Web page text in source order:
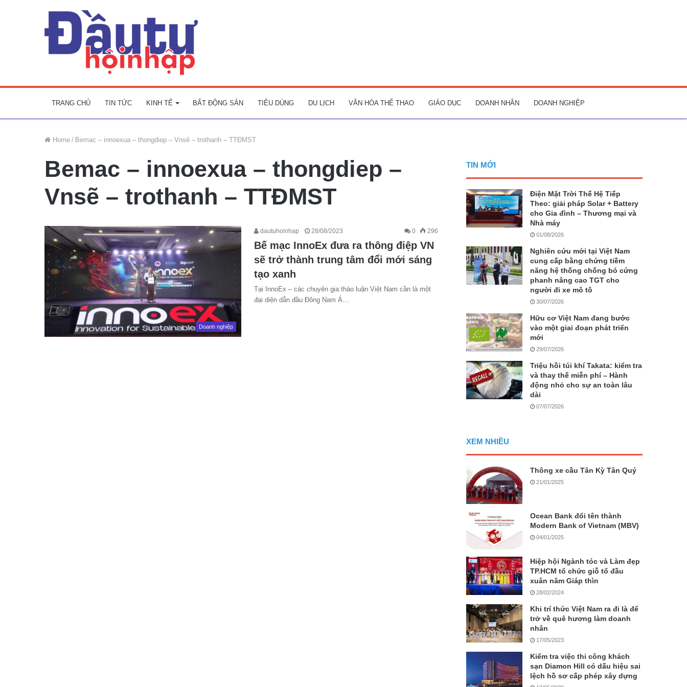
TRANG CHỦ TIN TỨC KINH TẾ BẤT ĐỘNG SẢN TIÊU DÙNG DU LỊCH VĂN HÓA THỂ THAO GIÁO DỤC DOANH NHÂN DOANH NGHIỆP
Home / Bemac – innoexua – thongdiep – Vnsẽ – trothanh – TTĐMST
Bemac – innoexua – thongdiep –
Vnsẽ – trothanh – TTĐMST
Doanh nghiệp
dautuhoinhap 28/08/2023 0 296
Bế mạc InnoEx đưa ra thông điệp VN
sẽ trở thành trung tâm đổi mới sáng
tạo xanh
Tại InnoEx – các chuyên gia thảo luận Việt Nam cần là một
đại diện dẫn đầu Đông Nam Á…
TIN MỚI
Điện Mặt Trời Thế Hệ Tiếp
Theo: giải pháp Solar + Battery
cho Gia đình – Thương mại và
Nhà máy
01/08/2026
Nghiên cứu mới tại Việt Nam
cung cấp bằng chứng tiềm
năng hệ thống chống bó cứng
phanh nâng cao TGT cho
người đi xe mô tô
30/07/2026
Hữu cơ Việt Nam đang bước
vào một giai đoạn phát triển
mới
29/07/2026
Triệu hồi túi khí Takata: kiểm tra
và thay thế miễn phí – Hành
động nhỏ cho sự an toàn lâu
dài
07/07/2026
XEM NHIỀU
Thông xe cầu Tân Kỳ Tân Quý
21/01/2025
Ocean Bank đổi tên thành
Modern Bank of Vietnam (MBV)
04/01/2025
Hiệp hội Ngành tóc và Làm đẹp
TP.HCM tổ chức giỗ tổ đầu
xuân năm Giáp thìn
28/02/2024
Khi trí thức Việt Nam ra đi là để
trở về quê hương làm doanh
nhân
17/05/2023
Kiểm tra việc thi công khách
sạn Diamon Hill có dấu hiệu sai
lệch hồ sơ cấp phép xây dựng